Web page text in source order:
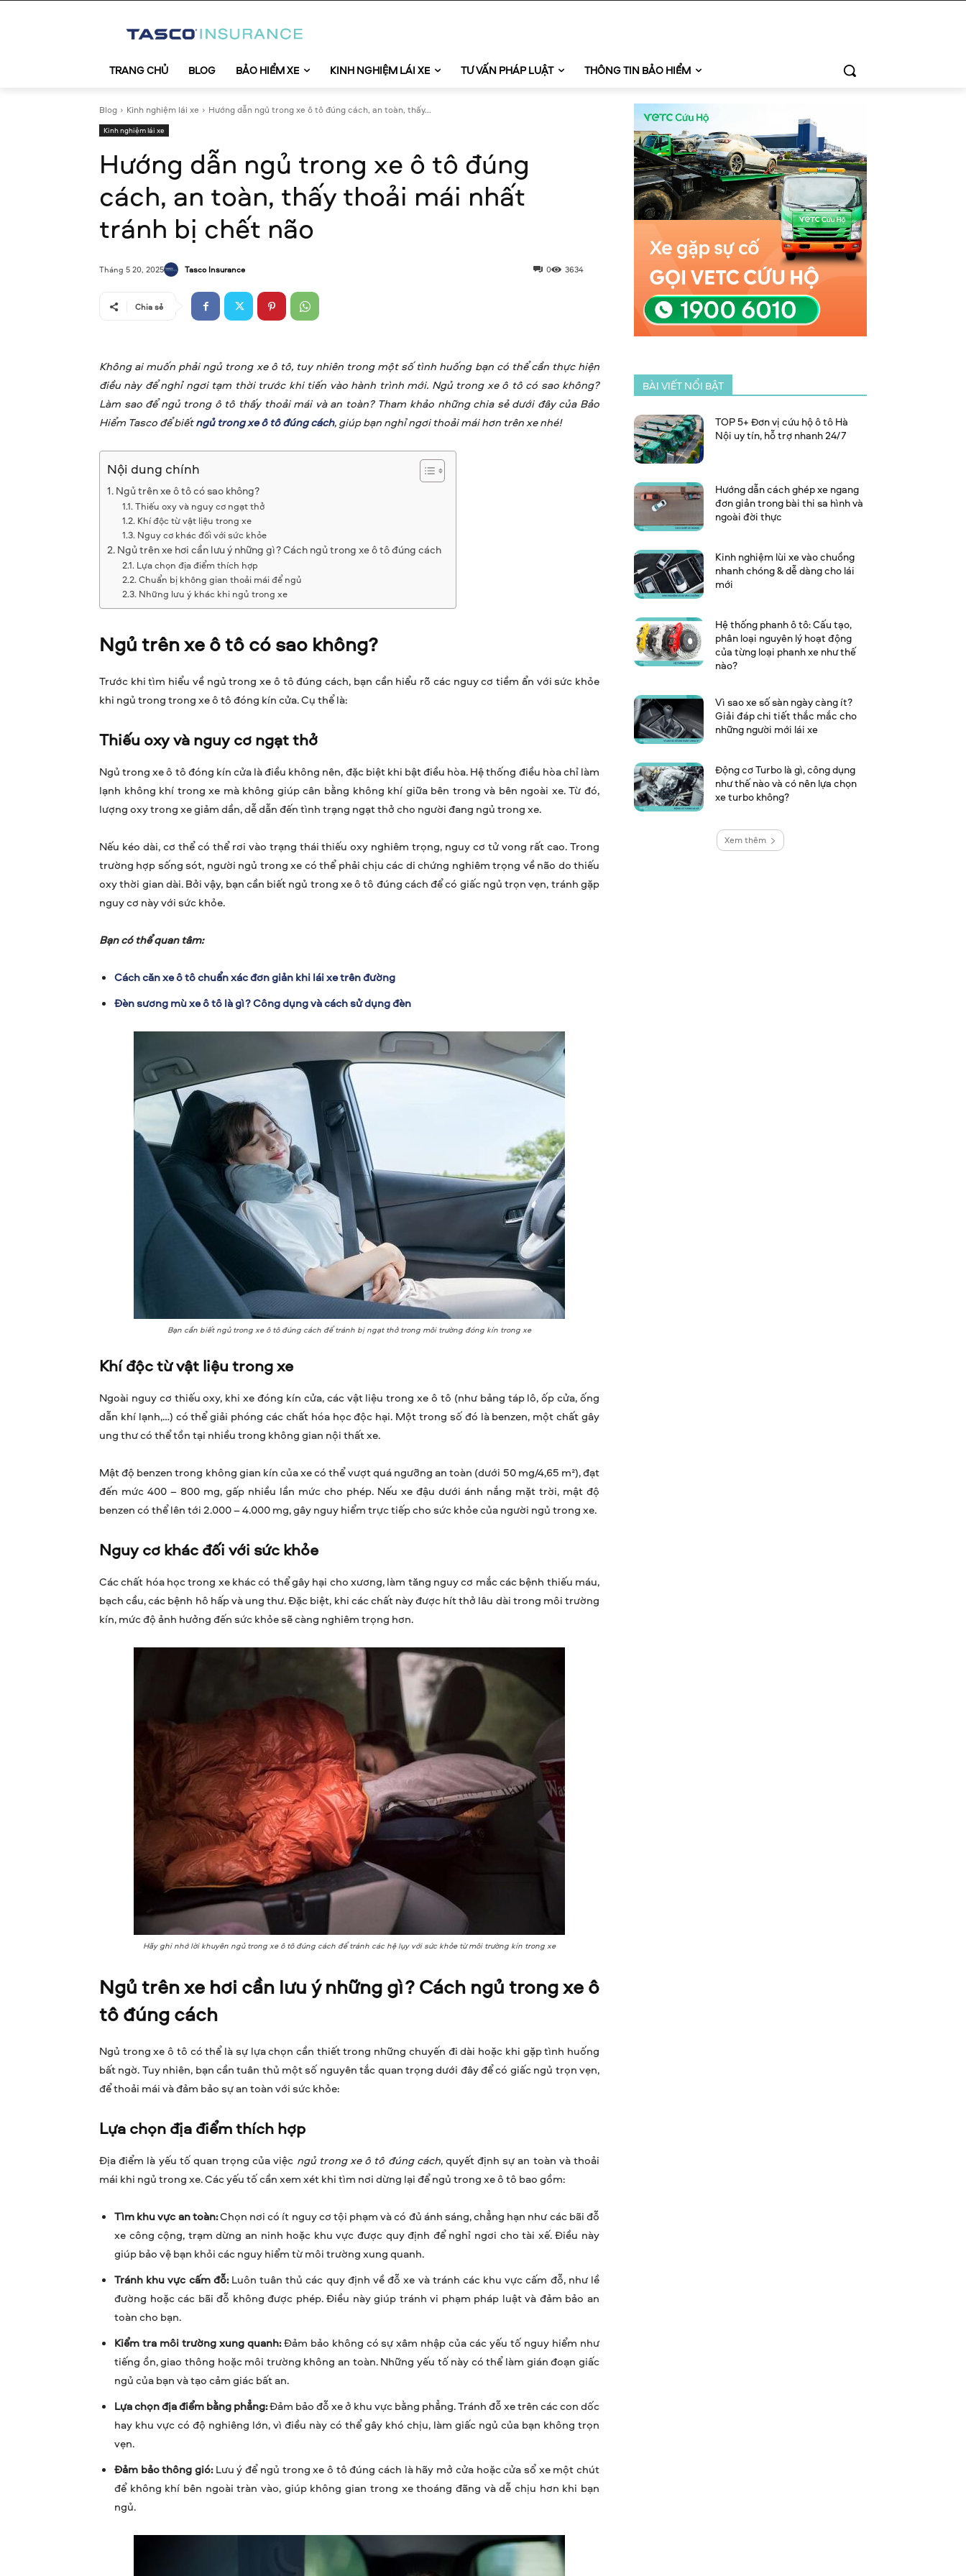
TRANG CHỦ BLOG BẢO HIỂM XE KINH NGHIỆM LÁI XE TƯ VẤN PHÁP LUẬT THÔNG TIN BẢO HIỂM
Blog Kinh nghiệm lái xe Hướng dẫn ngủ trong xe ô tô đúng cách, an toàn, thấy...
Kinh nghiệm lái xe
Hướng dẫn ngủ trong xe ô tô đúng
cách, an toàn, thấy thoải mái nhất
tránh bị chết não
0 3634
Tháng 5 20, 2025 Tasco Insurance
Chia sẻ
Không ai muốn phải ngủ trong xe ô tô, tuy nhiên trong một số tình huống bạn có thể cần thực hiện
điều này để nghỉ ngơi tạm thời trước khi tiến vào hành trình mới. Ngủ trong xe ô tô có sao không?
Làm sao để ngủ trong ô tô thấy thoải mái và an toàn? Tham khảo những chia sẻ dưới đây của Bảo
Hiểm Tasco để biếtngủ trong xe ô tô đúng cách, giúp bạn nghỉ ngơi thoải mái hơn trên xe nhé!
Nội dung chính
Ngủ trên xe ô tô có sao không?
Thiếu oxy và nguy cơ ngạt thở
Khí độc từ vật liệu trong xe
Nguy cơ khác đối với sức khỏe
Ngủ trên xe hơi cần lưu ý những gì? Cách ngủ trong xe ô tô đúng cách
Lựa chọn địa điểm thích hợp
Chuẩn bị không gian thoải mái để ngủ
Những lưu ý khác khi ngủ trong xe
Ngủ trên xe ô tô có sao không?
Trước khi tìm hiểu về ngủ trong xe ô tô đúng cách, bạn cần hiểu rõ các nguy cơ tiềm ẩn với sức khỏe
khi ngủ trong trong xe ô tô đóng kín cửa. Cụ thể là:
Thiếu oxy và nguy cơ ngạt thở
Ngủ trong xe ô tô đóng kín cửa là điều không nên, đặc biệt khi bật điều hòa. Hệ thống điều hòa chỉ làm
lạnh không khí trong xe mà không giúp cân bằng không khí giữa bên trong và bên ngoài xe. Từ đó,
lượng oxy trong xe giảm dần, dễ dẫn đến tình trạng ngạt thở cho người đang ngủ trong xe.
Nếu kéo dài, cơ thể có thể rơi vào trạng thái thiếu oxy nghiêm trọng, nguy cơ tử vong rất cao. Trong
trường hợp sống sót, người ngủ trong xe có thể phải chịu các di chứng nghiêm trọng về não do thiếu
oxy thời gian dài. Bởi vậy, bạn cần biết ngủ trong xe ô tô đúng cách để có giấc ngủ trọn vẹn, tránh gặp
nguy cơ này với sức khỏe.
Bạn có thể quan tâm:
Cách căn xe ô tô chuẩn xác đơn giản khi lái xe trên đường
Đèn sương mù xe ô tô là gì? Công dụng và cách sử dụng đèn
Bạn cần biết ngủ trong xe ô tô đúng cách để tránh bị ngạt thở trong môi trường đóng kín trong xe
Khí độc từ vật liệu trong xe
Ngoài nguy cơ thiếu oxy, khi xe đóng kín cửa, các vật liệu trong xe ô tô (như bảng táp lô, ốp cửa, ống
dẫn khí lạnh,…) có thể giải phóng các chất hóa học độc hại. Một trong số đó là benzen, một chất gây
ung thư có thể tồn tại nhiều trong không gian nội thất xe.
Mật độ benzen trong không gian kín của xe có thể vượt quá ngưỡng an toàn (dưới 50 mg/4,65 m²), đạt
đến mức 400 – 800 mg, gấp nhiều lần mức cho phép. Nếu xe đậu dưới ánh nắng mặt trời, mật độ
benzen có thể lên tới 2.000 – 4.000 mg, gây nguy hiểm trực tiếp cho sức khỏe của người ngủ trong xe.
Nguy cơ khác đối với sức khỏe
Các chất hóa học trong xe khác có thể gây hại cho xương, làm tăng nguy cơ mắc các bệnh thiếu máu,
bạch cầu, các bệnh hô hấp và ung thư. Đặc biệt, khi các chất này được hít thở lâu dài trong môi trường
kín, mức độ ảnh hưởng đến sức khỏe sẽ càng nghiêm trọng hơn.
Hãy ghi nhớ lời khuyên ngủ trong xe ô tô đúng cách để tránh các hệ lụy với sức khỏe từ môi trường kín trong xe
Ngủ trên xe hơi cần lưu ý những gì? Cách ngủ trong xe ô
tô đúng cách
Ngủ trong xe ô tô có thể là sự lựa chọn cần thiết trong những chuyến đi dài hoặc khi gặp tình huống
bất ngờ. Tuy nhiên, bạn cần tuân thủ một số nguyên tắc quan trọng dưới đây để có giấc ngủ trọn vẹn,
để thoải mái và đảm bảo sự an toàn với sức khỏe:
Lựa chọn địa điểm thích hợp
Địa điểm là yếu tố quan trọng của việc ngủ trong xe ô tô đúng cách, quyết định sự an toàn và thoải
mái khi ngủ trong xe. Các yếu tố cần xem xét khi tìm nơi dừng lại để ngủ trong xe ô tô bao gồm:
Tìm khu vực an toàn:Chọn nơi có ít nguy cơ tội phạm và có đủ ánh sáng, chẳng hạn như các bãi đỗ
xe công cộng, trạm dừng an ninh hoặc khu vực được quy định để nghỉ ngơi cho tài xế. Điều này
giúp bảo vệ bạn khỏi các nguy hiểm từ môi trường xung quanh.
Tránh khu vực cấm đỗ:Luôn tuân thủ các quy định về đỗ xe và tránh các khu vực cấm đỗ, như lề
đường hoặc các bãi đỗ không được phép. Điều này giúp tránh vi phạm pháp luật và đảm bảo an
toàn cho bạn.
Kiểm tra môi trường xung quanh:Đảm bảo không có sự xâm nhập của các yếu tố nguy hiểm như
tiếng ồn, giao thông hoặc môi trường không an toàn. Những yếu tố này có thể làm gián đoạn giấc
ngủ của bạn và tạo cảm giác bất an.
Lựa chọn địa điểm bằng phẳng:Đảm bảo đỗ xe ở khu vực bằng phẳng. Tránh đỗ xe trên các con dốc
hay khu vực có độ nghiêng lớn, vì điều này có thể gây khó chịu, làm giấc ngủ của bạn không trọn
vẹn.
Đảm bảo thông gió:Lưu ý để ngủ trong xe ô tô đúng cách là hãy mở cửa hoặc cửa sổ xe một chút
để không khí bên ngoài tràn vào, giúp không gian trong xe thoáng đãng và dễ chịu hơn khi bạn
ngủ.
BÀI VIẾT NỔI BẬT
TOP 5+ Đơn vị cứu hộ ô tô Hà
Nội uy tín, hỗ trợ nhanh 24/7
Hướng dẫn cách ghép xe ngang
đơn giản trong bài thi sa hình và
ngoài đời thực
Kinh nghiệm lùi xe vào chuồng
nhanh chóng & dễ dàng cho lái
mới
Hệ thống phanh ô tô: Cấu tạo,
phân loại nguyên lý hoạt động
của từng loại phanh xe như thế
nào?
Vì sao xe số sàn ngày càng ít?
Giải đáp chi tiết thắc mắc cho
những người mới lái xe
Động cơ Turbo là gì, công dụng
như thế nào và có nên lựa chọn
xe turbo không?
Xem thêm